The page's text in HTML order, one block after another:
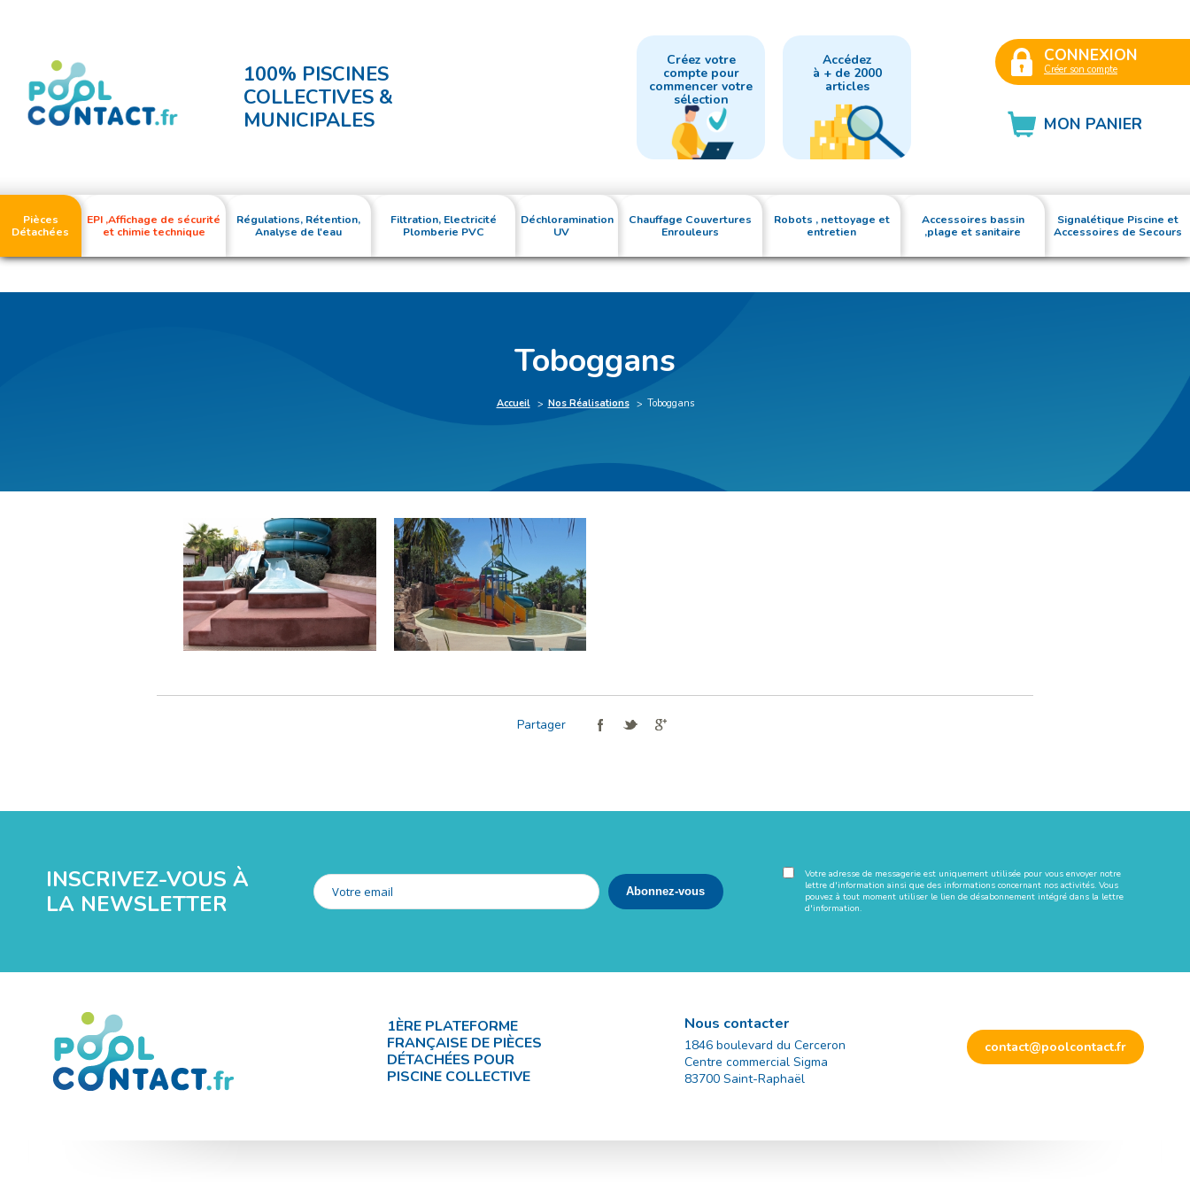
100% PISCINES
COLLECTIVES &
MUNICIPALES
Créez votre
compte pour
commencer votre
sélection
Accédez
à + de 2000
articles
CONNEXION
Créer son compte
MON PANIER
Pièces
Détachées
EPI ,Affichage de sécurité
et chimie technique
Régulations, Rétention,
Analyse de l'eau
Filtration, Electricité
Plomberie PVC
Déchloramination
UV
Chauffage Couvertures
Enrouleurs
Robots , nettoyage et
entretien
Accessoires bassin
,plage et sanitaire
Signalétique Piscine et
Accessoires de Secours
Toboggans
Accueil Nos Réalisations Toboggans
Partager
INSCRIVEZ-VOUS À
LA NEWSLETTER
Votre adresse de messagerie est uniquement utilisée pour vous envoyer notre
lettre d'information ainsi que des informations concernant nos activités. Vous
pouvez à tout moment utiliser le lien de désabonnement intégré dans la lettre
d'information.
1ÈRE PLATEFORME
FRANÇAISE DE PIÈCES
DÉTACHÉES POUR
PISCINE COLLECTIVE
Nous contacter
1846 boulevard du Cerceron
Centre commercial Sigma
83700 Saint-Raphaël
contact@poolcontact.fr